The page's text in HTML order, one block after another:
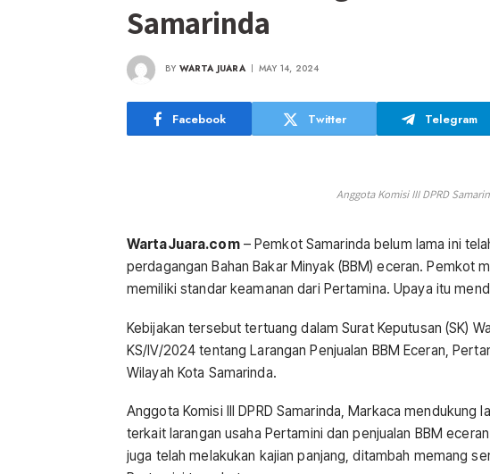
Samarinda
BY WARTA JUARA MAY 14, 2024
Facebook Twitter Telegram
Anggota Komisi III DPRD
WartaJuara.com– Pemkot Samarinda belum lama ini
perdagangan Bahan Bakar Minyak (BBM) eceran. Pemkot
memiliki standar keamanan dari Pertamina. Upaya itu
Kebijakan tersebut tertuang dalam Surat Keputusan (SK)
KS/IV/2024 tentang Larangan Penjualan BBM Eceran,
Wilayah Kota Samarinda.
Anggota Komisi III DPRD Samarinda, Markaca
terkait larangan usaha Pertamini dan penjualan BBM
juga telah melakukan kajian panjang, ditambah memang